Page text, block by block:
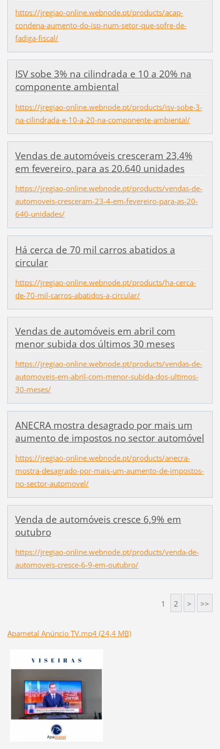
https://jregiao-online.webnode.pt/products/acap-
condena-aumento-do-isp-num-setor-que-sofre-de-
fadiga-fiscal/
ISV sobe 3% na cilindrada e 10 a 20% na
componente ambiental
https://jregiao-online.webnode.pt/products/isv-sobe-3-
na-cilindrada-e-10-a-20-na-componente-ambiental/
Vendas de automóveis cresceram 23,4%
em fevereiro, para as 20.640 unidades
https://jregiao-online.webnode.pt/products/vendas-de-
automoveis-cresceram-23-4-em-fevereiro-para-as-20-
640-unidades/
Há cerca de 70 mil carros abatidos a
circular
https://jregiao-online.webnode.pt/products/ha-cerca-
de-70-mil-carros-abatidos-a-circular/
Vendas de automóveis em abril com
menor subida dos últimos 30 meses
https://jregiao-online.webnode.pt/products/vendas-de-
automoveis-em-abril-com-menor-subida-dos-ultimos-
30-meses/
ANECRA mostra desagrado por mais um
aumento de impostos no sector automóvel
https://jregiao-online.webnode.pt/products/anecra-
mostra-desagrado-por-mais-um-aumento-de-impostos-
no-sector-automovel/
Venda de automóveis cresce 6,9% em
outubro
https://jregiao-online.webnode.pt/products/venda-de-
automoveis-cresce-6-9-em-outubro/
1 2 > >>
Apametal Anúncio TV.mp4 (24,4 MB)